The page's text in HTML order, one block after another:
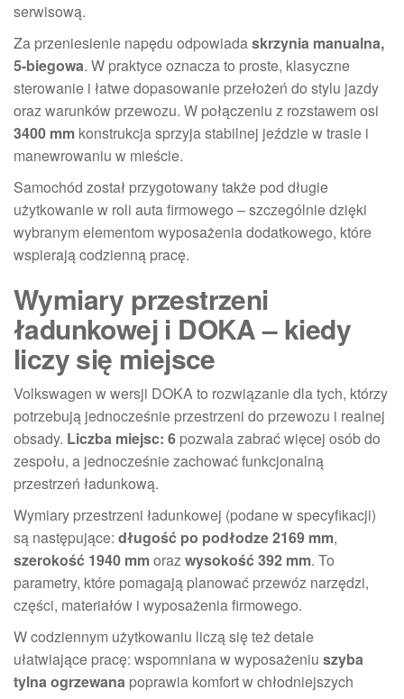
serwisową.
Za przeniesienie napędu odpowiadaskrzynia manualna,
5-biegowa. W praktyce oznacza to proste, klasyczne
sterowanie i łatwe dopasowanie przełożeń do stylu jazdy
oraz warunków przewozu. W połączeniu z rozstawem osi
3400 mm konstrukcja sprzyja stabilnej jeździe w trasie i
manewrowaniu w mieście.
Samochód został przygotowany także pod długie
użytkowanie w roli auta firmowego – szczególnie dzięki
wybranym elementom wyposażenia dodatkowego, które
wspierają codzienną pracę.
Wymiary przestrzeni
ładunkowej i DOKA – kiedy
liczy się miejsce
Volkswagen w wersji DOKA to rozwiązanie dla tych, którzy
potrzebują jednocześnie przestrzeni do przewozu i realnej
obsady. Liczba miejsc: 6 pozwala zabrać więcej osób do
zespołu, a jednocześnie zachować funkcjonalną
przestrzeń ładunkową.
Wymiary przestrzeni ładunkowej (podane w specyfikacji)
są następujące: długość po podłodze 2169 mm,
szerokość 1940 mmorazwysokość 392 mm. To
parametry, które pomagają planować przewóz narzędzi,
części, materiałów i wyposażenia firmowego.
W codziennym użytkowaniu liczą się też detale
ułatwiające pracę: wspomniana w wyposażeniu szyba
tylna ogrzewana poprawia komfort w chłodniejszych